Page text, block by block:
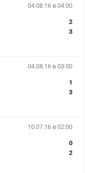
04.08.16 в 04:00
2
3
04.08.16 в 03:00
1
3
10.07.16 в 02:00
0
2